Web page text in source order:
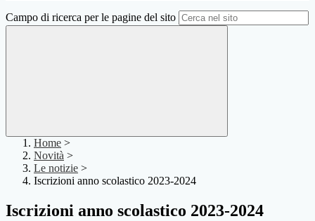
Campo di ricerca per le pagine del sito
Home >
Novità >
Le notizie >
Iscrizioni anno scolastico 2023-2024
Iscrizioni anno scolastico 2023-2024